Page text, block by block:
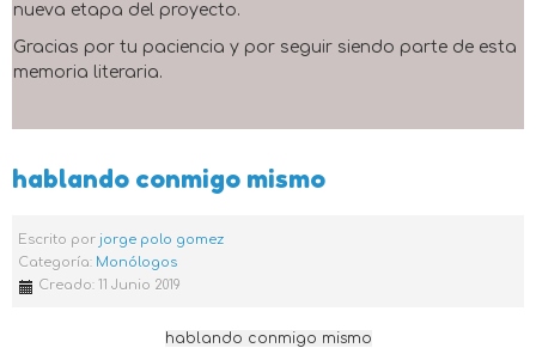
nueva etapa del proyecto.
Gracias por tu paciencia y por seguir siendo parte de esta
memoria literaria.
hablando conmigo mismo
Escrito por jorge polo gomez
Categoría: Monólogos
Creado: 11 Junio 2019
hablando conmigo mismo